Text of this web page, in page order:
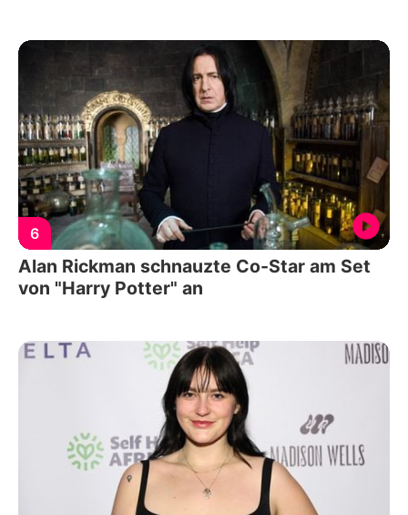
6
Alan Rickman schnauzte Co-Star am Set
von "Harry Potter" an